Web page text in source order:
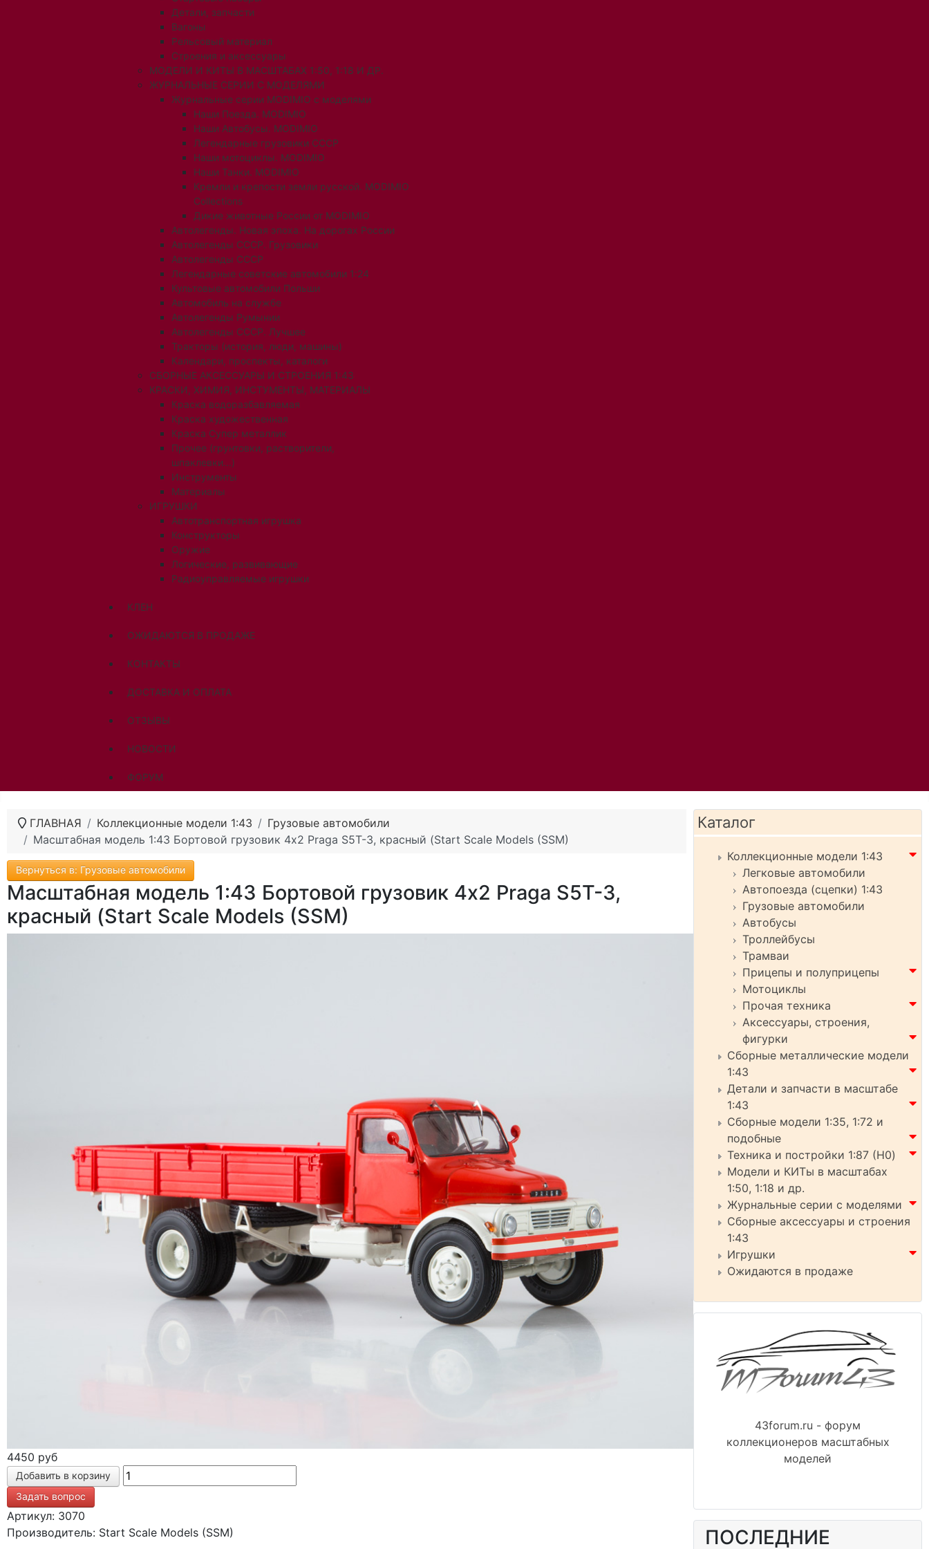
Детали, запчасти
Вагоны
Рельсовый материал
Строения и аксессуары
МОДЕЛИ И КИТЫ В МАСШТАБАХ 1:50, 1:18 И ДР.
ЖУРНАЛЬНЫЕ СЕРИИ С МОДЕЛЯМИ
Журнальные серии MODIMIO с моделями
Наши Поезда. MODIMIO
Наши Автобусы. MODIMIO
Легендарные грузовики СССР
Наши мотоциклы. MODIMIO
Наши Танки. MODIMIO
Кремли и крепости земли русской. MODIMIO
Collections
Дикие животные России от MODIMIO
Автолегенды. Новая эпоха. На дорогах России
Автолегенды СССР. Грузовики
Автолегенды СССР
Легендарные советские автомобили 1:24
Культовые автомобили Польши
Автомобиль на службе
Автолегенды Румынии
Автолегенды СССР. Лучшее
Тракторы (история, люди, машины)
Календари, проспекты, каталоги
СБОРНЫЕ АКСЕССУАРЫ И СТРОЕНИЯ 1:43
КРАСКИ, ХИМИЯ, ИНСТУМЕНТЫ, МАТЕРИАЛЫ
Краска водоразбавляемая
Краска художественная
Краска Супер металлик
Прочее (грунтовки, растворители,
шпаклевки...)
Инструменты
Материалы
ИГРУШКИ
Автотранспортная игрушка
Конструкторы
Оружие
Логические, развивающие
Радиоуправляемые игрушки
КЛЕН
ОЖИДАЮТСЯ В ПРОДАЖЕ
КОНТАКТЫ
ДОСТАВКА И ОПЛАТА
ОТЗЫВЫ
НОВОСТИ
ФОРУМ
ГЛАВНАЯ Коллекционные модели 1:43
Грузовые автомобили
Масштабная модель 1:43 Бортовой грузовик 4х2 Praga S5T-3, красный (Start Scale Models (SSM)
Вернуться в: Грузовые автомобили
Масштабная модель 1:43 Бортовой грузовик 4х2 Praga S5T-3,
красный (Start Scale Models (SSM)
4450 руб
Задать вопрос
Артикул: 3070
Производитель: Start Scale Models (SSM)
Каталог
Коллекционные модели 1:43
Легковые автомобили
Автопоезда (сцепки) 1:43
Грузовые автомобили
Автобусы
Троллейбусы
Трамваи
Прицепы и полуприцепы
Мотоциклы
Прочая техника
Аксессуары, строения,
фигурки
Сборные металлические модели
1:43
Детали и запчасти в масштабе
1:43
Сборные модели 1:35, 1:72 и
подобные
Техника и постройки 1:87 (H0)
Модели и КИТы в масштабах
1:50, 1:18 и др.
Журнальные серии с моделями
Сборные аксессуары и строения
1:43
Игрушки
Ожидаются в продаже
43forum.ru - форум
коллекционеров масштабных
моделей
ПОСЛЕДНИЕ